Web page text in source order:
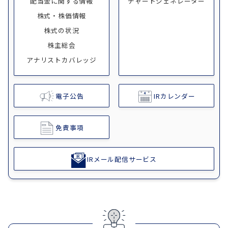
株式・株価情報
株式の状況
株主総会
アナリストカバレッジ
電子公告 IRカレンダー
免責事項
IRメール配信サービス